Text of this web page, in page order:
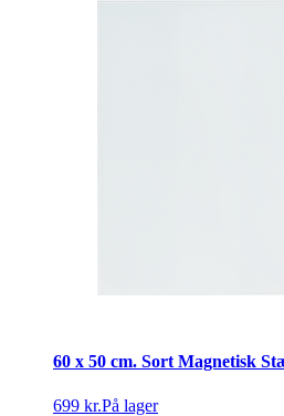
60 x 50 cm. Sort Magnetisk
699 kr.På lager